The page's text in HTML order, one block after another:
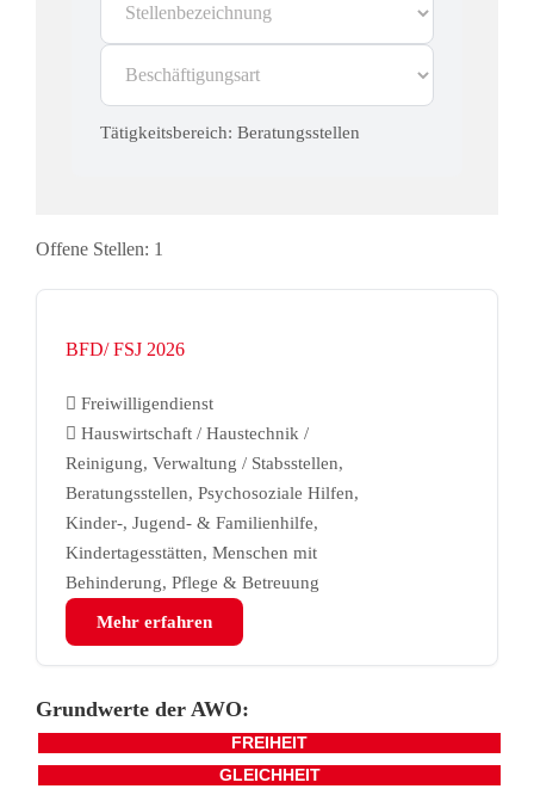
Tätigkeitsbereich: Beratungsstellen
Offene Stellen: 1
BFD/ FSJ 2026
Freiwilligendienst
Hauswirtschaft / Haustechnik /
Reinigung, Verwaltung / Stabsstellen,
Beratungsstellen, Psychosoziale Hilfen,
Kinder-, Jugend- & Familienhilfe,
Kindertagesstätten, Menschen mit
Behinderung, Pflege & Betreuung
Mehr erfahren
Grundwerte der AWO:
FREIHEIT
GLEICHHEIT